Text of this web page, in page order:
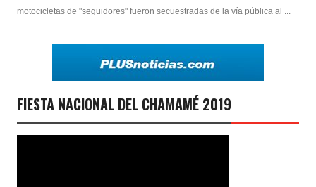
motocicletas de "seguidores" fueron secuestradas de la vía pública al ...
FIESTA NACIONAL DEL CHAMAMÉ 2019